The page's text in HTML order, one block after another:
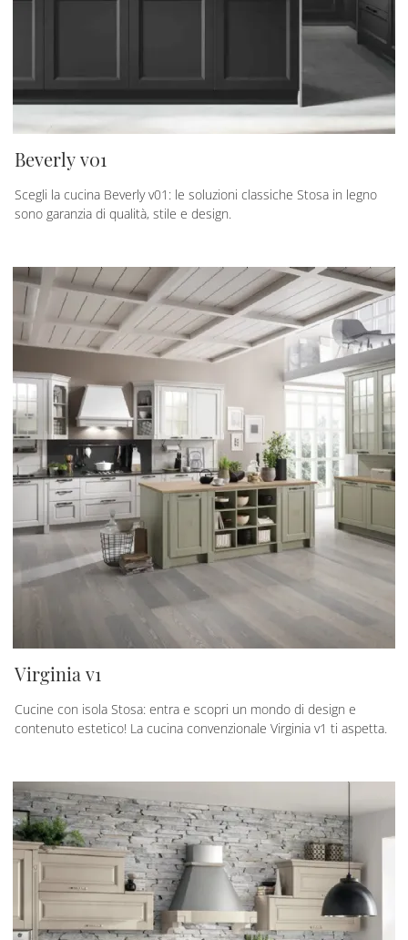
Beverly v01
Scegli la cucina Beverly v01: le soluzioni classiche Stosa in legno
sono garanzia di qualità, stile e design.
Virginia v1
Cucine con isola Stosa: entra e scopri un mondo di design e
contenuto estetico! La cucina convenzionale Virginia v1 ti aspetta.